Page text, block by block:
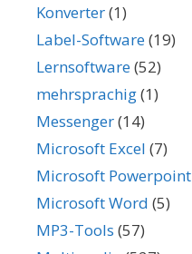
Konverter(1)
Label-Software(19)
Lernsoftware(52)
mehrsprachig(1)
Messenger(14)
Microsoft Excel (7)
Microsoft Powerpoint
Microsoft Word (5)
MP3-Tools (57)